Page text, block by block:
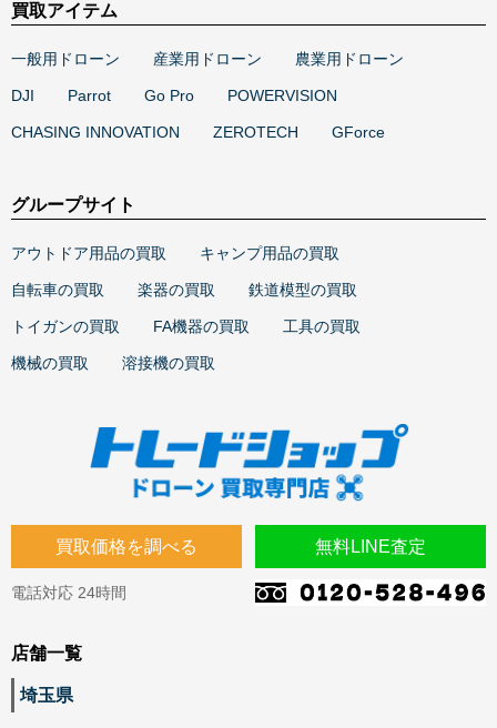
買取価格を調べる 無料LINE査定
電話対応 24時間
店舗一覧
埼玉県
買取アイテム
一般用ドローン 産業用ドローン 農業用ドローン
DJI Parrot Go Pro POWERVISION
CHASING INNOVATION ZEROTECH GForce
グループサイト
アウトドア用品の買取 キャンプ用品の買取
自転車の買取 楽器の買取 鉄道模型の買取
トイガンの買取 FA機器の買取 工具の買取
機械の買取 溶接機の買取